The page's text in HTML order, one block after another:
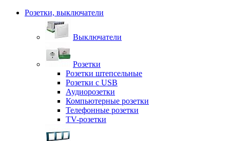
Розетки, выключатели
Выключатели
Розетки
Розетки штепсельные
Розетки с USB
Аудиорозетки
Компьютерные розетки
Телефонные розетки
TV-розетки